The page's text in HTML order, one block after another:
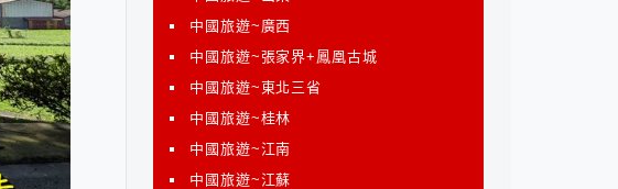
中國旅遊~廣西
中國旅遊~張家界+鳳凰古城
中國旅遊~東北三省
中國旅遊~桂林
中國旅遊~江南
中國旅遊~江蘇